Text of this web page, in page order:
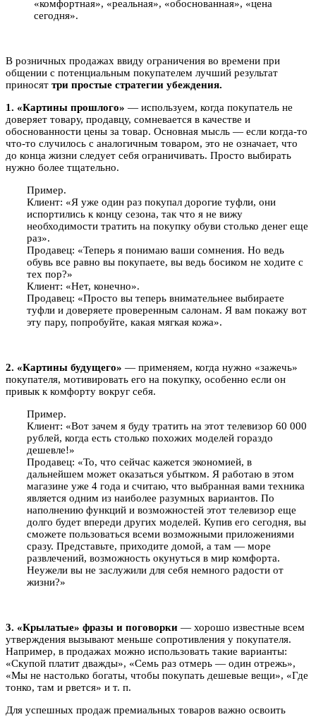
«комфортная», «реальная», «обоснованная», «цена
сегодня».
В розничных продажах ввиду ограничения во времени при
общении с потенциальным покупателем лучший результат
приносят три простые стратегии убеждения.
1. «Картины прошлого» — используем, когда покупатель не
доверяет товару, продавцу, сомневается в качестве и
обоснованности цены за товар. Основная мысль — если когда-то
что-то случилось с аналогичным товаром, это не означает, что
до конца жизни следует себя ограничивать. Просто выбирать
нужно более тщательно.
Пример.
Клиент: «Я уже один раз покупал дорогие туфли, они
испортились к концу сезона, так что я не вижу
необходимости тратить на покупку обуви столько денег еще
раз».
Продавец: «Теперь я понимаю ваши сомнения. Но ведь
обувь все равно вы покупаете, вы ведь босиком не ходите с
тех пор?»
Клиент: «Нет, конечно».
Продавец: «Просто вы теперь внимательнее выбираете
туфли и доверяете проверенным салонам. Я вам покажу вот
эту пару, попробуйте, какая мягкая кожа».
2. «Картины будущего» — применяем, когда нужно «зажечь»
покупателя, мотивировать его на покупку, особенно если он
привык к комфорту вокруг себя.
Пример.
Клиент: «Вот зачем я буду тратить на этот телевизор 60 000
рублей, когда есть столько похожих моделей гораздо
дешевле!»
Продавец: «То, что сейчас кажется экономией, в
дальнейшем может оказаться убытком. Я работаю в этом
магазине уже 4 года и считаю, что выбранная вами техника
является одним из наиболее разумных вариантов. По
наполнению функций и возможностей этот телевизор еще
долго будет впереди других моделей. Купив его сегодня, вы
сможете пользоваться всеми возможными приложениями
сразу. Представьте, приходите домой, а там — море
развлечений, возможность окунуться в мир комфорта.
Неужели вы не заслужили для себя немного радости от
жизни?»
3. «Крылатые» фразы и поговорки — хорошо известные всем
утверждения вызывают меньше сопротивления у покупателя.
Например, в продажах можно использовать такие варианты:
«Скупой платит дважды», «Семь раз отмерь — один отрежь»,
«Мы не настолько богаты, чтобы покупать дешевые вещи», «Где
тонко, там и рвется» и т. п.
Для успешных продаж премиальных товаров важно освоить